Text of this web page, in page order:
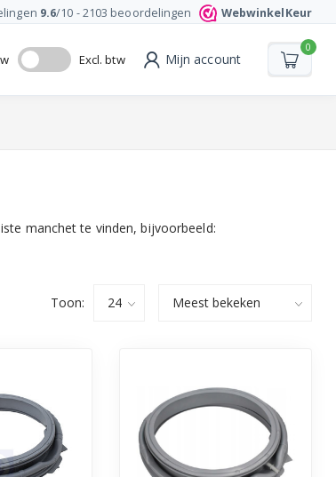
9.6/10 -2103 beoordelingen WebwinkelKeur
Excl. btw Mijn account
0
manchet te vinden, bijvoorbeeld:
Toon: